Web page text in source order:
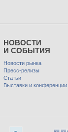
НОВОСТИ
И СОБЫТИЯ
Новости рынка
Пресс-релизы
Статьи
Выставки и конференции